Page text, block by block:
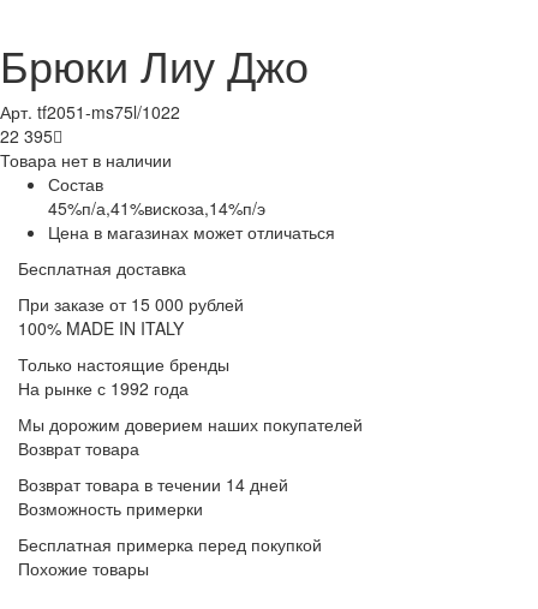
Брюки Лиу Джо
Арт. tf2051-ms75l/1022
22 395
Товара нет в наличии
Состав
45%п/а,41%вискоза,14%п/э
Цена в магазинах может отличаться
Бесплатная доставка
При заказе от 15 000 рублей
100% MADE IN ITALY
Только настоящие бренды
На рынке с 1992 года
Мы дорожим доверием наших покупателей
Возврат товара
Возврат товара в течении 14 дней
Возможность примерки
Бесплатная примерка перед покупкой
Похожие товары